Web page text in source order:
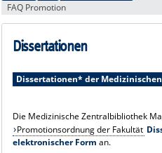
SERVICE
INFORMATIONSKOMPETENZ
AKTUELLES
NEU HIER?
FAQ Promotion
Dissertationen
Dissertationen* der
Die Medizinische Zentralbibliothek
Promotionsordnung der Fakultät
elektronischer Form an.